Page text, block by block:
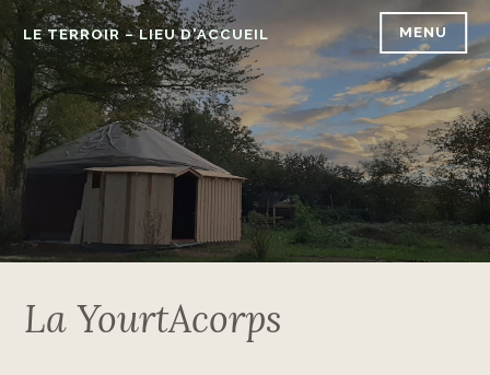
LE TERROIR – LIEU D'ACCUEIL MENU
La YourtAcorps